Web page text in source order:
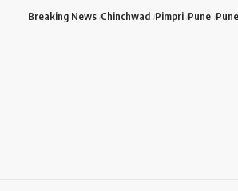
Breaking News Chinchwad Pimpri Pune